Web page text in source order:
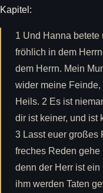
Kapitel:
1 Und Hanna
fröhlich in dem
dem Herrn. Mein
wider meine
Heils. 2 Es ist
dir ist keiner, und ist
3 Lasst euer großes
freches Reden
denn der Herr ist ein
ihm werden Taten